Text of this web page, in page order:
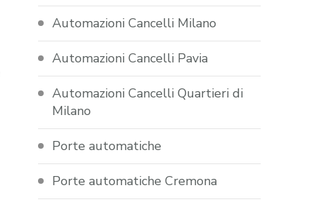
Automazioni Cancelli Milano
Automazioni Cancelli Pavia
Automazioni Cancelli Quartieri di
Milano
Porte automatiche
Porte automatiche Cremona